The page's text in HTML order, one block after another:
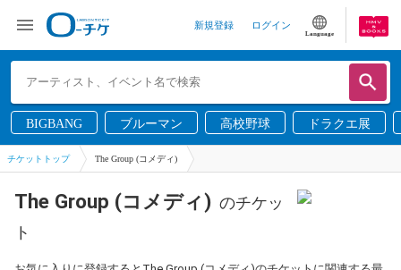
新規登録 ログイン
Language
BIGBANG ブルーマン 高校野球 ドラクエ展
チケットトップ The Group (コメディ)
The Group (コメディ) のチケッ
ト